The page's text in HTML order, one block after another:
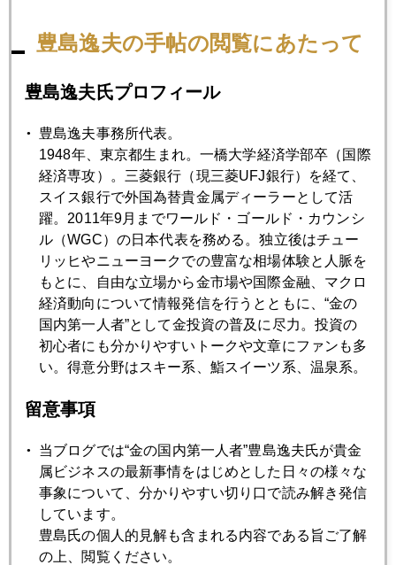
7月 8月 9月 10月 11月 12月
2006年05月31日
株安の影響は？
2006年05月30日
質への逃避
2006年05月25日
急ぎばたらき
2006年05月24日
分散が効かない悩み
バブルが弾けたのか
2006年05月22日
６５０ドル台へ続落
豊島逸夫の手帖の閲覧にあたって
豊島逸夫氏プロフィール
豊島逸夫事務所代表。
1948年、東京都生まれ。一橋大学経済学部卒（国際
経済専攻）。三菱銀行（現三菱UFJ銀行）を経て、
スイス銀行で外国為替貴金属ディーラーとして活
躍。2011年9月までワールド・ゴールド・カウンシ
ル（WGC）の日本代表を務める。独立後はチュー
リッヒやニューヨークでの豊富な相場体験と人脈を
もとに、自由な立場から金市場や国際金融、マクロ
経済動向について情報発信を行うとともに、“金の
国内第一人者”として金投資の普及に尽力。投資の
初心者にも分かりやすいトークや文章にファンも多
い。得意分野はスキー系、鮨スイーツ系、温泉系。
留意事項
当ブログでは“金の国内第一人者”豊島逸夫氏が貴金
属ビジネスの最新事情をはじめとした日々の様々な
事象について、分かりやすい切り口で読み解き発信
しています。
豊島氏の個人的見解も含まれる内容である旨ご了解
の上、閲覧ください。